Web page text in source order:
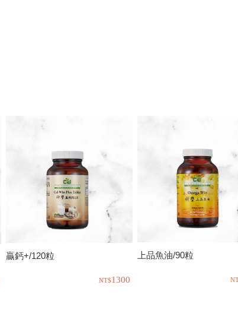
贏鈣+/120粒
1300
上品魚油/90粒